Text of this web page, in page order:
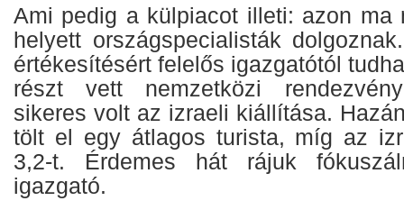
Ami pedig a külpiacot illeti: azon ma
helyett országspecialisták
értékesítésért felelős igazgatótól
részt vett nemzetközi
sikeres volt az izraeli kiállítása.
tölt el egy átlagos turista, míg az
3,2-t. Érdemes hát rájuk
igazgató.